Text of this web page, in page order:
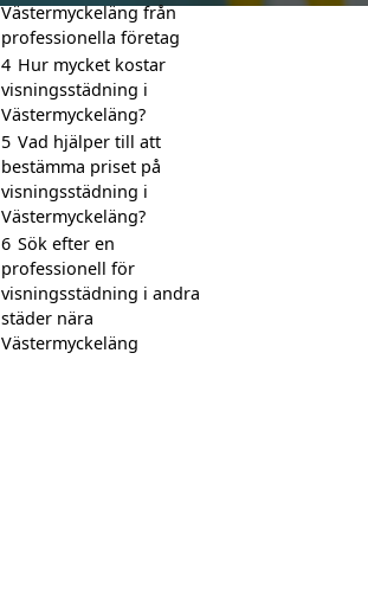
Västermyckeläng från
professionella företag
4 Hur mycket kostar
visningsstädning i
Västermyckeläng?
5 Vad hjälper till att
bestämma priset på
visningsstädning i
Västermyckeläng?
6 Sök efter en
professionell för
visningsstädning i andra
städer nära
Västermyckeläng